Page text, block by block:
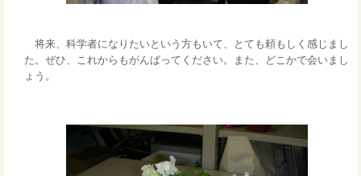
将来、科学者になりたいという方もいて、とても頼もしく感じまし
た。ぜひ、これからもがんばってください。また、どこかで会いまし
ょう。